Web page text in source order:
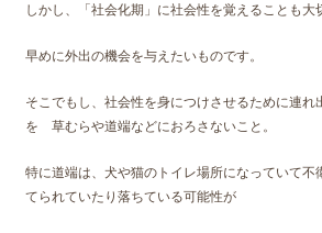
しかし、「社会化期」に社会性を覚えることも大
早めに外出の機会を与えたいものです。
そこでもし、社会性を身につけさせるために連れ
を 草むらや道端などにおろさないこと。
特に道端は、犬や猫のトイレ場所になっていて不
てられていたり落ちている可能性が